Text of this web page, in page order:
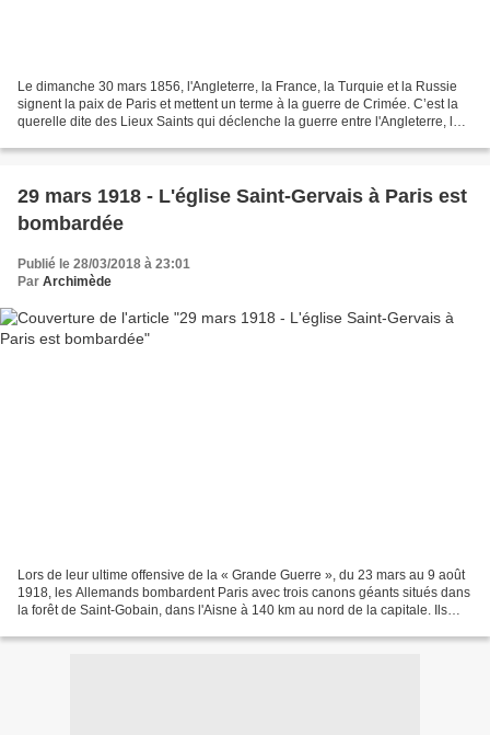
Le dimanche 30 mars 1856, l'Angleterre, la France, la Turquie et la Russie
signent la paix de Paris et mettent un terme à la guerre de Crimée. C’est la
querelle dite des Lieux Saints qui déclenche la guerre entre l'Angleterre, la
29 mars 1918 - L'église Saint-Gervais à Paris est
bombardée
Publié le 28/03/2018 à 23:01
Par Archimède
Lors de leur ultime offensive de la « Grande Guerre », du 23 mars au 9 août
1918, les Allemands bombardent Paris avec trois canons géants situés dans
la forêt de Saint-Gobain, dans l'Aisne à 140 km au nord de la capitale. Ils